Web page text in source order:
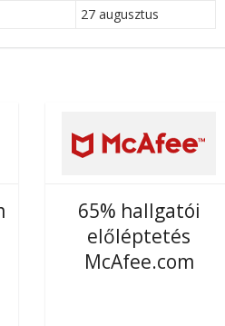
27 augusztus
65% hallgatói
előléptetés
McAfee.com